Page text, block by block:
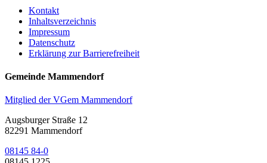
Kontakt
Inhaltsverzeichnis
Impressum
Datenschutz
Erklärung zur Barrierefreiheit
Gemeinde Mammendorf
Mitglied der VGem Mammendorf
Augsburger Straße 12
82291 Mammendorf
08145 84-0